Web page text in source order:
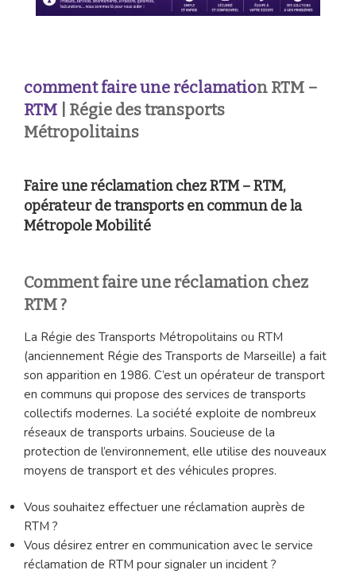
comment faire une réclamation RTM –
RTM | Régie des transports
Métropolitains
Faire une réclamation chez RTM – RTM,
opérateur de transports en commun de la
Métropole Mobilité
Comment faire une réclamation chez
RTM ?
La Régie des Transports Métropolitains ou RTM
(anciennement Régie des Transports de Marseille) a fait
son apparition en 1986. C’est un opérateur de transport
en communs qui propose des services de transports
collectifs modernes. La société exploite de nombreux
réseaux de transports urbains. Soucieuse de la
protection de l’environnement, elle utilise des nouveaux
moyens de transport et des véhicules propres.
Vous souhaitez effectuer une réclamation auprès de
RTM ?
Vous désirez entrer en communication avec le service
réclamation de RTM pour signaler un incident ?